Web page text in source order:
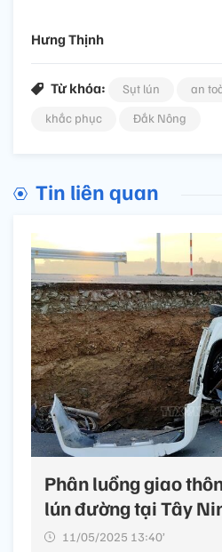
Hưng Thịnh
Từ khóa: Sụt lún
an
khắc phục
Đắk Nông
Tin liên quan
Phân luồng giao
lún đường tại Tây
11/05/2025 13:40’